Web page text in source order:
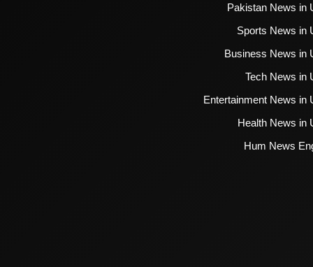
Pakistan News in
Sports News in
Business News in
Tech News in
Entertainment News in
Health News in
Hum News